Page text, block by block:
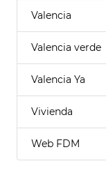
Valencia
Valencia verde
Valencia Ya
Vivienda
Web FDM